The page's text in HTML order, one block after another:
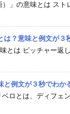
）」の意味とは スト
は？意味と例文が３
とは ピッチャー返
と例文が３秒でわか
ベロとは、ディフェ